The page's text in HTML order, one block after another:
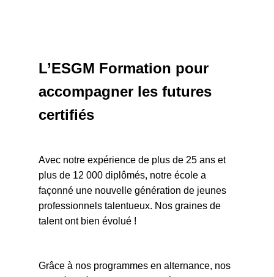
L’ESGM Formation pour
accompagner les futures
certifiés
Avec notre expérience de plus de 25 ans et
plus de 12 000 diplômés, notre école a
façonné une nouvelle génération de jeunes
professionnels talentueux. Nos graines de
talent ont bien évolué !
Grâce à nos programmes en alternance, nos